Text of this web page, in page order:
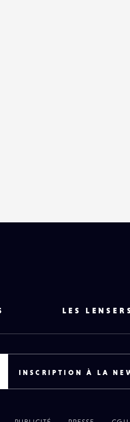
LES
INSCRIPTION À LA